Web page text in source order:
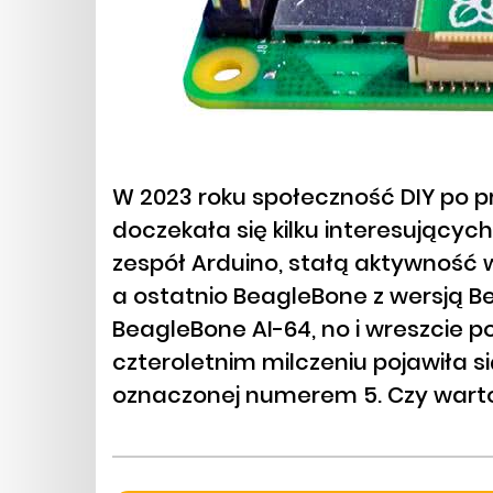
W 2023 roku społeczność DIY
doczekała się kilku
zespół Arduino, stałą aktywność
a ostatnio BeagleBone z wersją
BeagleBone AI-64, no i wreszcie
czteroletnim milczeniu pojawiła
oznaczonej numerem 5. Czy